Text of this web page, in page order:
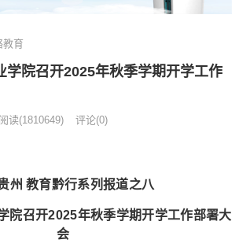
教育
学院召开2025年秋季学期开学工作
阅读(1810649) 评论(0)
州 教育黔行系列报道之八
院召开2025年秋季学期开学工作部署大
会